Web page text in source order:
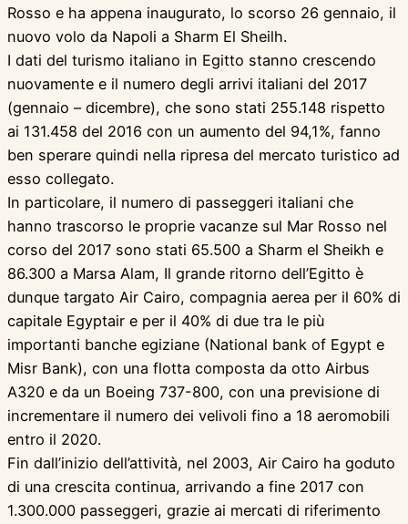
Rosso e ha appena inaugurato, lo scorso 26 gennaio, il
nuovo volo da Napoli a Sharm El Sheilh.
I dati del turismo italiano in Egitto stanno crescendo
nuovamente e il numero degli arrivi italiani del 2017
(gennaio – dicembre), che sono stati 255.148 rispetto
ai 131.458 del 2016 con un aumento del 94,1%, fanno
ben sperare quindi nella ripresa del mercato turistico ad
esso collegato.
In particolare, il numero di passeggeri italiani che
hanno trascorso le proprie vacanze sul Mar Rosso nel
corso del 2017 sono stati 65.500 a Sharm el Sheikh e
86.300 a Marsa Alam, Il grande ritorno dell’Egitto è
dunque targato Air Cairo, compagnia aerea per il 60% di
capitale Egyptair e per il 40% di due tra le più
importanti banche egiziane (National bank of Egypt e
Misr Bank), con una flotta composta da otto Airbus
A320 e da un Boeing 737-800, con una previsione di
incrementare il numero dei velivoli fino a 18 aeromobili
entro il 2020.
Fin dall’inizio dell’attività, nel 2003, Air Cairo ha goduto
di una crescita continua, arrivando a fine 2017 con
1.300.000 passeggeri, grazie ai mercati di riferimento